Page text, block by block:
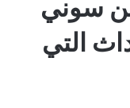
سوني
التي